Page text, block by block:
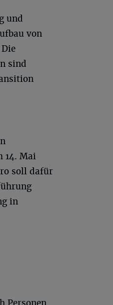
und
von
sind
14. Mai
soll dafür
in